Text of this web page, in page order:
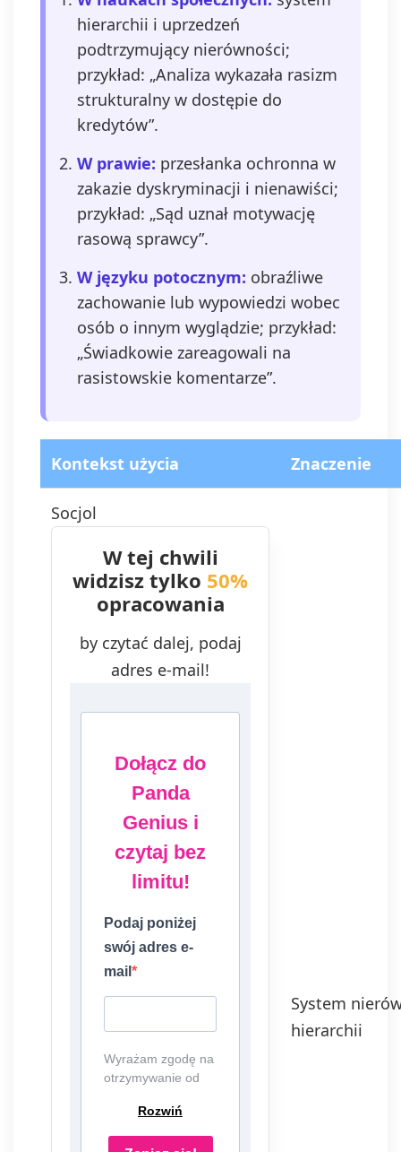
hierarchii i uprzedzeń
podtrzymujący nierówności;
przykład: „Analiza wykazała rasizm
strukturalny w dostępie do
kredytów”.
W prawie: przesłanka ochronna w
zakazie dyskryminacji i nienawiści;
przykład: „Sąd uznał motywację
rasową sprawcy”.
W języku potocznym: obraźliwe
zachowanie lub wypowiedzi wobec
osób o innym wyglądzie; przykład:
„Świadkowie zareagowali na
rasistowskie komentarze”.
Kontekst użycia Znaczenie
Socjol
W tej chwili
widzisz tylko 50%
opracowania
by czytać dalej, podaj
adres e-mail!
Dołącz do
Panda
Genius i
czytaj bez
limitu!
Podaj poniżej
swój adres e-
mail
Wyrażam zgodę na
otrzymywanie od
ul. Nowopogońska
98, 41-250
Rozwiń
System
hierarchii